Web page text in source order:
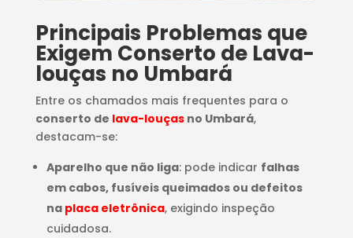
Principais Problemas que
Exigem Conserto de Lava-
louças no Umbará
Entre os chamados mais frequentes para o
conserto de lava-louçasno Umbará,
destacam-se:
Aparelho que não liga: pode indicar falhas
em cabos, fusíveis queimados ou defeitos
na placa eletrônica, exigindo inspeção
cuidadosa.